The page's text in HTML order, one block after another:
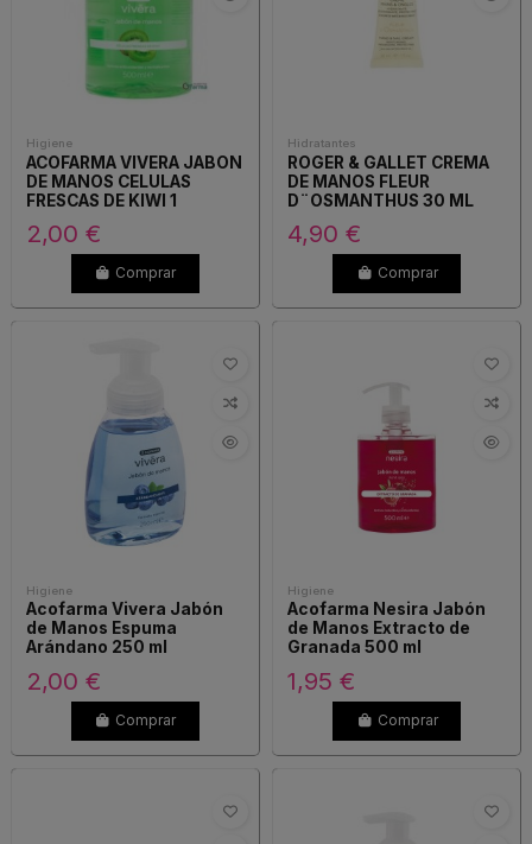
Higiene
ACOFARMA VIVERA JABON
DE MANOS CELULAS
FRESCAS DE KIWI 1
2,00 €
Comprar
Hidratantes
ROGER & GALLET CREMA
DE MANOS FLEUR
D¨OSMANTHUS 30 ML
4,90 €
Comprar
Higiene
Acofarma Vivera Jabón
de Manos Espuma
Arándano 250 ml
2,00 €
Comprar
Higiene
Acofarma Nesira Jabón
de Manos Extracto de
Granada 500 ml
1,95 €
Comprar